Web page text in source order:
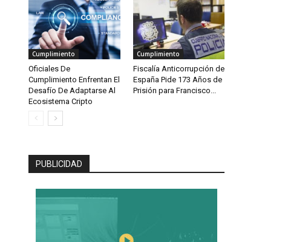
Cumplimiento
Oficiales De
Cumplimiento Enfrentan El
Desafío De Adaptarse Al
Ecosistema Cripto
Cumplimiento
Fiscalía Anticorrupción de
España Pide 173 Años de
Prisión para Francisco...
PUBLICIDAD